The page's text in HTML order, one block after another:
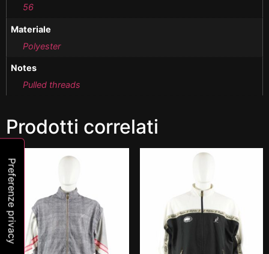
56
Materiale
Polyester
Notes
Pulled threads
Prodotti correlati